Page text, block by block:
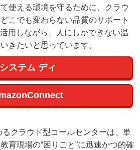
使える環境を守るために、クラウ
こでも変わらない品質のサポート
用しながら、人にしかできない温
きたいと思っています。
システム ディ
クラウド型コールセンターは、単
育現場の“困りごと”に迅速かつ的確